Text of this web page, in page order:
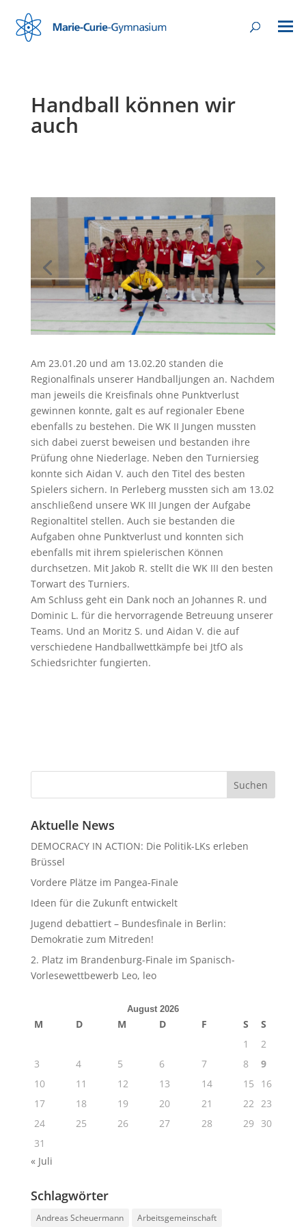
Handball können wir
auch
Am 23.01.20 und am 13.02.20 standen die
Regionalfinals unserer Handballjungen an. Nachdem
man jeweils die Kreisfinals ohne Punktverlust
gewinnen konnte, galt es auf regionaler Ebene
ebenfalls zu bestehen. Die WK II Jungen mussten
sich dabei zuerst beweisen und bestanden ihre
Prüfung ohne Niederlage. Neben den Turniersieg
konnte sich Aidan V. auch den Titel des besten
Spielers sichern. In Perleberg mussten sich am 13.02
anschließend unsere WK III Jungen der Aufgabe
Regionaltitel stellen. Auch sie bestanden die
Aufgaben ohne Punktverlust und konnten sich
ebenfalls mit ihrem spielerischen Können
durchsetzen. Mit Jakob R. stellt die WK III den besten
Torwart des Turniers.
Am Schluss geht ein Dank noch an Johannes R. und
Dominic L. für die hervorragende Betreuung unserer
Teams. Und an Moritz S. und Aidan V. die auf
verschiedene Handballwettkämpfe bei JtfO als
Schiedsrichter fungierten.
Aktuelle News
DEMOCRACY IN ACTION: Die Politik-LKs erleben
Brüssel
Vordere Plätze im Pangea-Finale
Ideen für die Zukunft entwickelt
Jugend debattiert – Bundesfinale in Berlin:
Demokratie zum Mitreden!
2. Platz im Brandenburg-Finale im Spanisch-
Vorlesewettbewerb Leo, leo
August 2026
M D M D F S
S
1
2
3
4 5 6 7 8
9
10
11 12 13 14 15
16
17
18 19 20 21 22 23
24
25 26 27 28 29
30
31
« Juli
Schlagwörter
Andreas Scheuermann Arbeitsgemeinschaft